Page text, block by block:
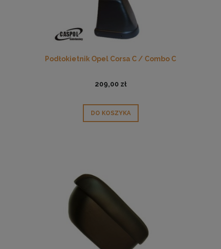
Podłokietnik Opel Corsa C / Combo C
209,00 zł
DO KOSZYKA